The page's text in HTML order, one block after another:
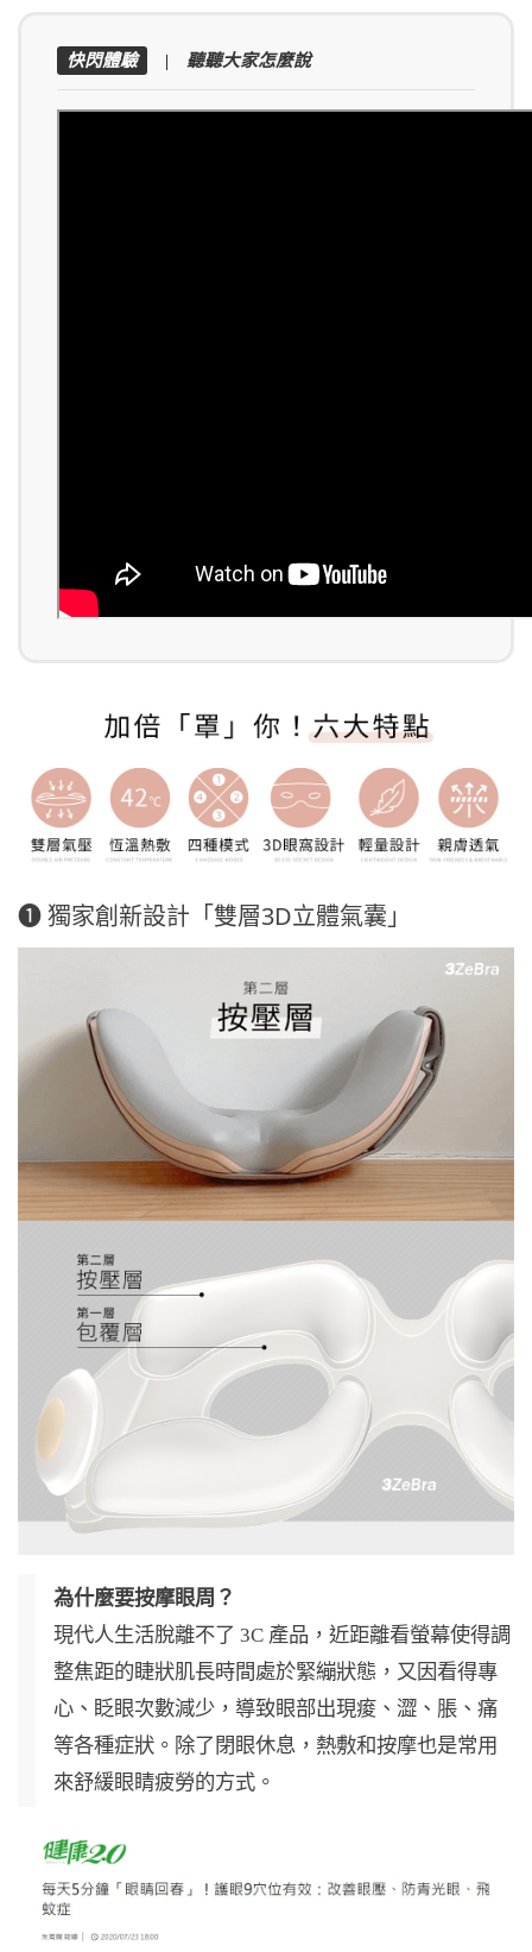
快閃體驗 | 聽聽大家怎麼說
❶ 獨家創新設計「雙層3D立體氣囊」
為什麼要按摩眼周？
現代人生活脫離不了 3C 產品，近距離看螢幕使得調
整焦距的睫狀肌長時間處於緊繃狀態，又因看得專
心、眨眼次數減少，導致眼部出現痠、澀、脹、痛
等各種症狀。除了閉眼休息，熱敷和按摩也是常用
來舒緩眼睛疲勞的方式。